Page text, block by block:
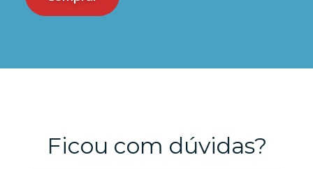
Ficou com dúvidas?